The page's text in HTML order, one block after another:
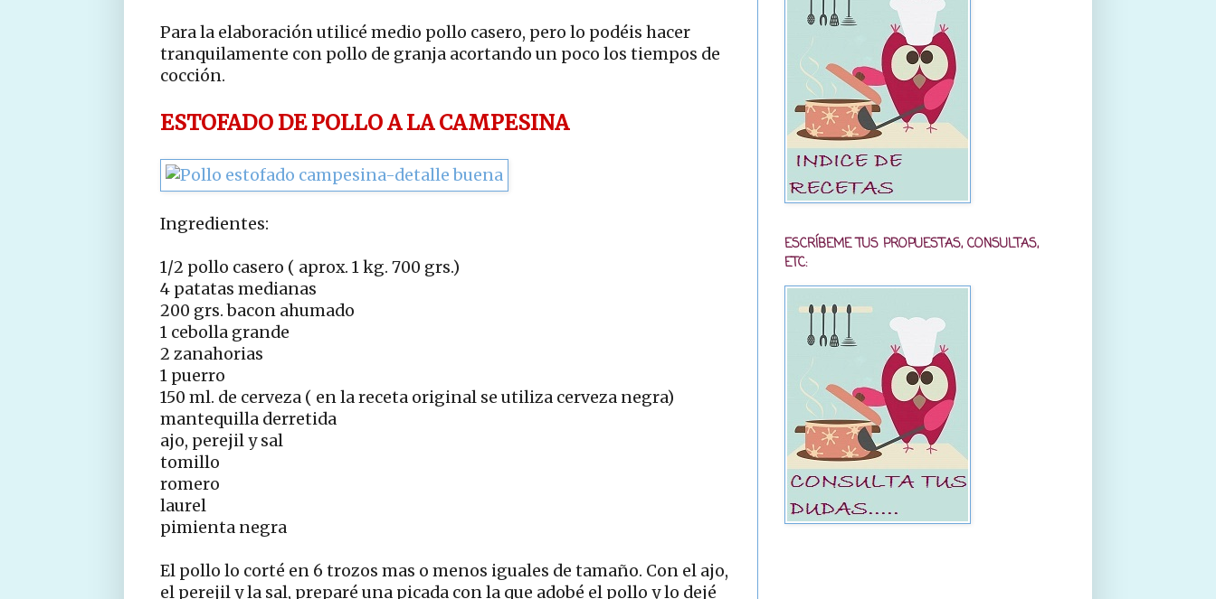
Para la elaboración utilicé medio pollo casero, pero lo podéis hacer
tranquilamente con pollo de granja acortando un poco los tiempos de
cocción.
ESTOFADO DE POLLO A LA CAMPESINA
Ingredientes:
1/2 pollo casero ( aprox. 1 kg. 700 grs.)
4 patatas medianas
200 grs. bacon ahumado
1 cebolla grande
2 zanahorias
1 puerro
150 ml. de cerveza ( en la receta original se utiliza cerveza negra)
mantequilla derretida
ajo, perejil y sal
tomillo
romero
laurel
pimienta negra
El pollo lo corté en 6 trozos mas o menos iguales de tamaño. Con el ajo,
el perejil y la sal, preparé una picada con la que adobé el pollo y lo dejé
ESCRÍBEME TUS PROPUESTAS, CONSULTAS,
ETC: